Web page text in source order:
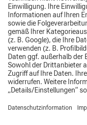
Hinweisgebersystem